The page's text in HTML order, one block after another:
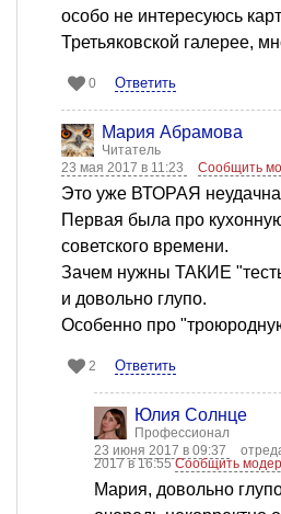
особо не интересуюсь
Третьяковской галерее,
0 Ответить
Мария Абрамова
Читатель
23 мая 2017 в 11:23
Сообщить
Это уже ВТОРАЯ
Первая была про
советского времени.
Зачем нужны ТАКИЕ
и довольно глупо.
Особенно про
2 Ответить
Юлия Солнце
Профессионал
23 июня 2017 в 09:37
2017 в 16:55Сообщить
Мария, довольно